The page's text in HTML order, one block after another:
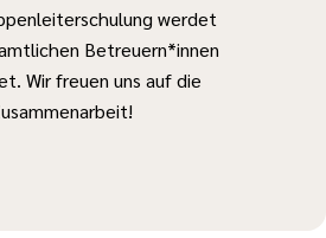
werdet
Betreuern*innen
Wir freuen uns auf die